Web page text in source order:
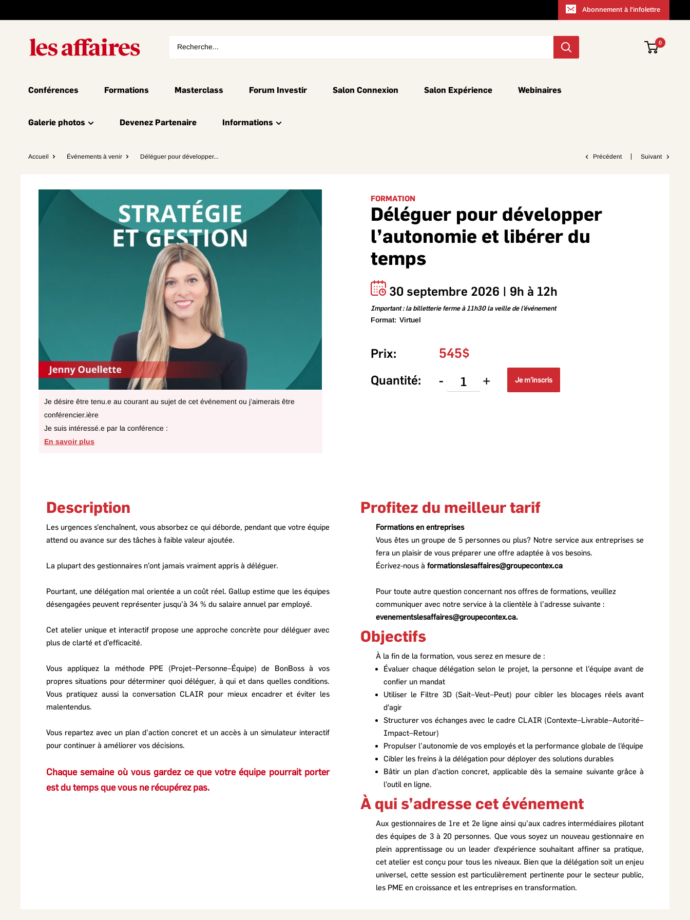
Abonnement à l'infolettre
0
Conférences Formations Masterclass Forum Investir Salon Connexion Salon Expérience Webinaires
Galerie photos Devenez Partenaire Informations
Accueil Événements à venir Déléguer pour développer... Précédent Suivant
Je désire être tenu.e au courant au sujet de cet événement ou j’aimerais être
conférencier.ière
Je suis intéressé.e par la conférence :
En savoir plus
FORMATION
Déléguer pour développer
l’autonomie et libérer du
temps
30 septembre 2026 | 9h à 12h
Important : la billetterie ferme à 11h30 la veille de l'événement
Format: Virtuel
Prix: 545$
Quantité: - + Je m'inscris
Description
Les urgences s’enchaînent, vous absorbez ce qui déborde, pendant que votre équipe
attend ou avance sur des tâches à faible valeur ajoutée.
La plupart des gestionnaires n’ont jamais vraiment appris à déléguer.
Pourtant, une délégation mal orientée a un coût réel. Gallup estime que les équipes
désengagées peuvent représenter jusqu’à 34 % du salaire annuel par employé.
Cet atelier unique et interactif propose une approche concrète pour déléguer avec
plus de clarté et d’efficacité.
Vous appliquez la méthode PPE (Projet–Personne–Équipe) de BonBoss à vos
propres situations pour déterminer quoi déléguer, à qui et dans quelles conditions.
Vous pratiquez aussi la conversation CLAIR pour mieux encadrer et éviter les
malentendus.
Vous repartez avec un plan d’action concret et un accès à un simulateur interactif
pour continuer à améliorer vos décisions.
Chaque semaine où vous gardez ce que votre équipe pourrait porter
est du temps que vous ne récupérez pas.
Profitez du meilleur tarif
Formations en entreprises
Vous êtes un groupe de 5 personnes ou plus? Notre service aux entreprises se
fera un plaisir de vous préparer une offre adaptée à vos besoins.
Écrivez-nous à formationslesaffaires@groupecontex.ca
Pour toute autre question concernant nos offres de formations, veuillez
communiquer avec notre service à la clientèle à l’adresse suivante :
evenementslesaffaires@groupecontex.ca.
Objectifs
À la fin de la formation, vous serez en mesure de :
Évaluer chaque délégation selon le projet, la personne et l’équipe avant de
confier un mandat
Utiliser le Filtre 3D (Sait–Veut–Peut) pour cibler les blocages réels avant
d'agir
Structurer vos échanges avec le cadre CLAIR (Contexte–Livrable–Autorité–
Impact–Retour)
Propulser l’autonomie de vos employés et la performance globale de l'équipe
Cibler les freins à la délégation pour déployer des solutions durables
Bâtir un plan d'action concret, applicable dès la semaine suivante grâce à
l’outil en ligne.
À qui s’adresse cet événement
Aux gestionnaires de 1re et 2e ligne ainsi qu’aux cadres intermédiaires pilotant
des équipes de 3 à 20 personnes. Que vous soyez un nouveau gestionnaire en
plein apprentissage ou un leader d'expérience souhaitant affiner sa pratique,
cet atelier est conçu pour tous les niveaux. Bien que la délégation soit un enjeu
universel, cette session est particulièrement pertinente pour le secteur public,
les PME en croissance et les entreprises en transformation.